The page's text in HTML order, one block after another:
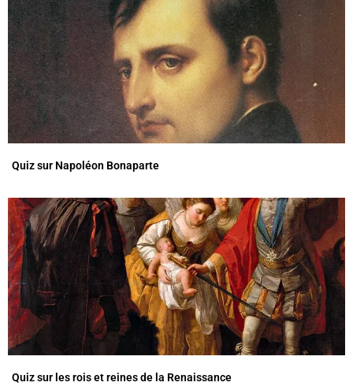
Quiz sur Napoléon Bonaparte
Quiz sur les rois et reines de la Renaissance